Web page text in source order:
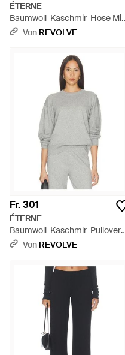
ÉTERNE
Baumwoll-Kaschmir-Hose Mit
Weitem Bein (Loungewear) -
Von REVOLVE
Fr. 301
ÉTERNE
Baumwoll-Kaschmir-Pullover
Brock - Grau
Von REVOLVE